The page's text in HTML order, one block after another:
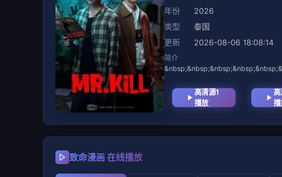
年份 2026
类型
泰国
更新
2026-08-06 18:08:14
简介
高清源1
播放
致命漫画 在线播放